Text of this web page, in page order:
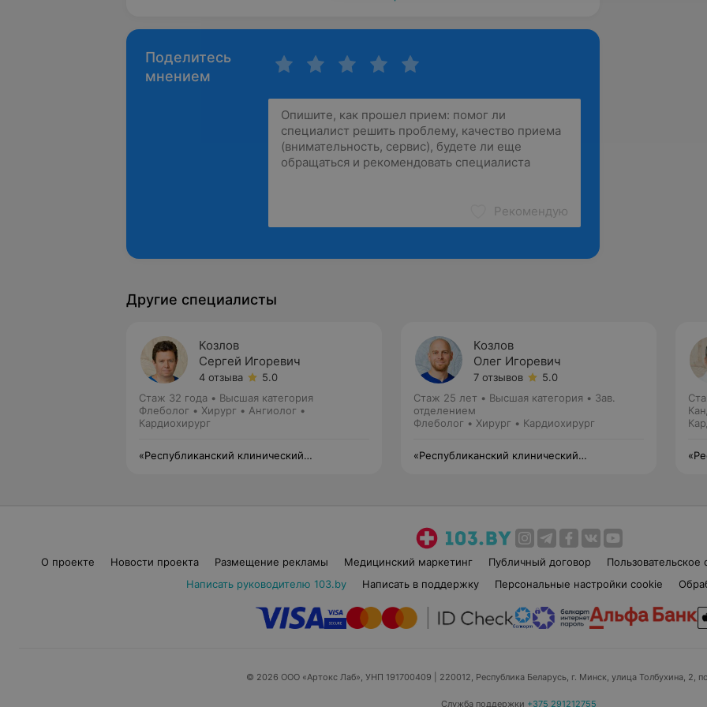
Поделитесь
мнением
Рекомендую
Другие специалисты
Козлов
Сергей Игоревич
4 отзыва
5.0
Стаж 32 года • Высшая категория
Флеболог • Хирург • Ангиолог •
Кардиохирург
«Республиканский клинический
Козлов
Олег Игоревич
7 отзывов
5.0
Стаж 25 лет • Высшая категория • Зав.
отделением
Флеболог • Хирург • Кардиохирург
«Республиканский клинический
О проекте Новости проекта Размещение рекламы Медицинский маркетинг Публичный договор Пользовательское
Написать руководителю 103.by
Написать в поддержку Персональные настройки cookie
© 2026 ООО «Артокс Лаб», УНП 191700409 | 220012, Республика Беларусь, г. Минск, улица Толбухина, 2,
Служба поддержки +375 291212755